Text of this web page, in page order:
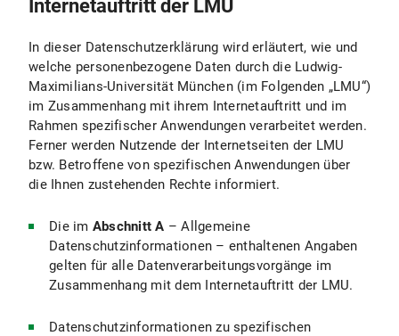
III.1 Zweck und Umfang der Datenverarbeitung
III.2 Rechtsgrundlage für die Datenverarbeitung
III.3 Dauer der Datenverarbeitung
III.4 Widerspruchs- und Beseitigungsmöglichkeit
IV. Verwendung von aktiven Komponenten und Cookies
Folgende technisch notwendige Cookies werden verwendet:
In den Cookies werden folgende Daten gespeichert und übermittelt:
IV.2 Rechtsgrundlage für die Datenverarbeitung
Internetauftritt der LMU
In dieser Datenschutzerklärung wird erläutert, wie und
welche personenbezogene Daten durch die Ludwig-
Maximilians-Universität München (im Folgenden „LMU“)
im Zusammenhang mit ihrem Internetauftritt und im
Rahmen spezifischer Anwendungen verarbeitet werden.
Ferner werden Nutzende der Internetseiten der LMU
bzw. Betroffene von spezifischen Anwendungen über
die Ihnen zustehenden Rechte informiert.
Die im Abschnitt A – Allgemeine
Datenschutzinformationen – enthaltenen Angaben
gelten für alle Datenverarbeitungsvorgänge im
Zusammenhang mit dem Internetauftritt der LMU.
Datenschutzinformationen zu spezifischen